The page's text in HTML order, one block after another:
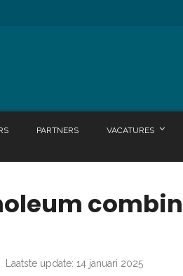
PARTNERS VACATURES
Laatste update: 14 januari 2025